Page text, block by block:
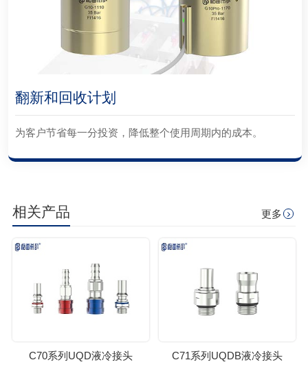
翻新和回收计划
为客户节省每一分投资，降低整个使用周期内的成本。
相关产品 更多
C70系列UQD液冷接头 C71系列UQDB液冷接头